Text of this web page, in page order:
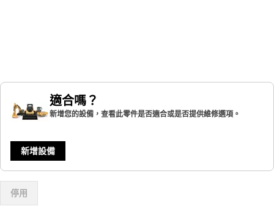
適合嗎？
新增您的設備，查看此零件是否適合或是否提供維修選項。
新增設備
停用